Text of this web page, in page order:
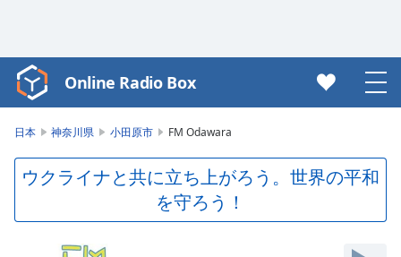
Video
Player
Play
Video
Skip
Online Radio Box
日本 神奈川県 小田原市 FM Odawara
ウクライナと共に立ち上がろう。世界の平和
を守ろう！